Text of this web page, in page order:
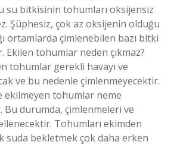
su bitkisinin tohumları oksijensiz
Şüphesiz, çok az oksijenin olduğu
ortamlarda çimlenebilen bazı bitki
Ekilen tohumlar neden çıkmaz?
tohumlar gerekli havayı ve
ve bu nedenle çimlenmeyecektir.
ekilmeyen tohumlar neme
Bu durumda, çimlenmeleri ve
Tohumları ekimden
suda bekletmek çok daha erken